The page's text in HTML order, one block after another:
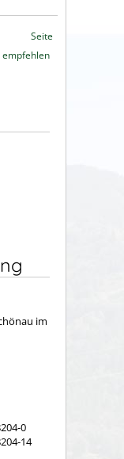
Seite
empfehlen
im
0
14